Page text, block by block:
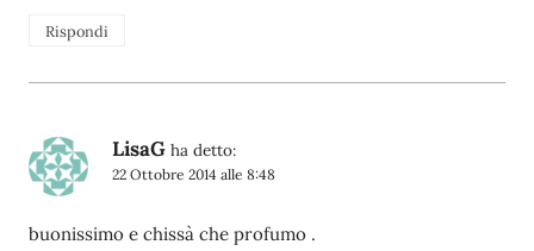
Rispondi
LisaG ha detto:
22 Ottobre 2014 alle 8:48
buonissimo e chissà che profumo .